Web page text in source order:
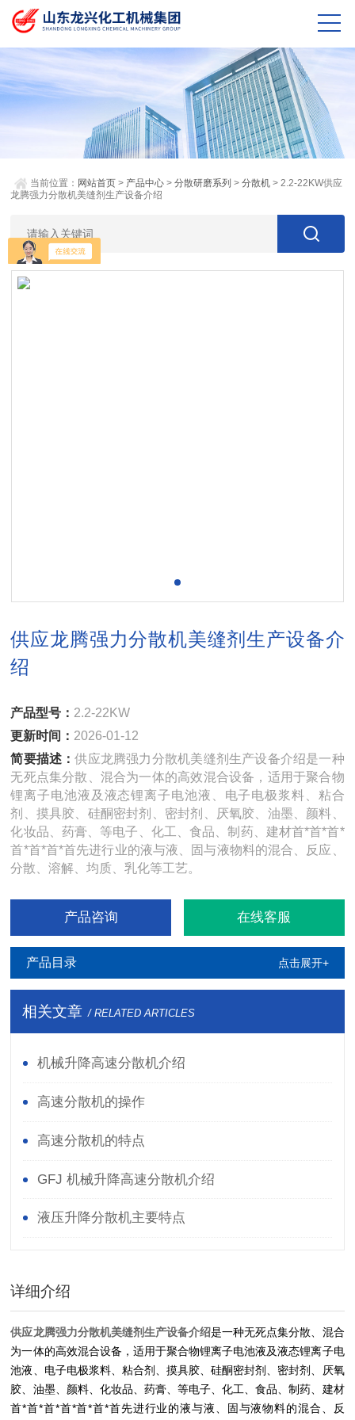
当前位置： 网站首页 > 产品中心 >分散研磨系列 >分散机 > 2.2-22KW供应
龙腾强力分散机美缝剂生产设备介绍
供应龙腾强力分散机美缝剂生产设备介
绍
产品型号： 2.2-22KW
更新时间： 2026-01-12
简要描述：供应龙腾强力分散机美缝剂生产设备介绍是一种
无死点集分散、混合为一体的高效混合设备，适用于聚合物
锂离子电池液及液态锂离子电池液、电子电极浆料、粘合
剂、摸具胶、硅酮密封剂、密封剂、厌氧胶、油墨、颜料、
化妆品、药膏、等电子、化工、食品、制药、建材首*首*首*
首*首*首*首先进行业的液与液、固与液物料的混合、反应、
分散、溶解、均质、乳化等工艺。
产品咨询 在线客服
产品目录 点击展开+
相关文章 / RELATED ARTICLES
机械升降高速分散机介绍
高速分散机的操作
高速分散机的特点
GFJ 机械升降高速分散机介绍
液压升降分散机主要特点
详细介绍
供应龙腾强力分散机美缝剂生产设备介绍是一种无死点集分散、混合
为一体的高效混合设备，适用于聚合物锂离子电池液及液态锂离子电
池液、电子电极浆料、粘合剂、摸具胶、硅酮密封剂、密封剂、厌氧
胶、油墨、颜料、化妆品、药膏、等电子、化工、食品、制药、建材
首*首*首*首*首*首*首先进行业的液与液、固与液物料的混合、反